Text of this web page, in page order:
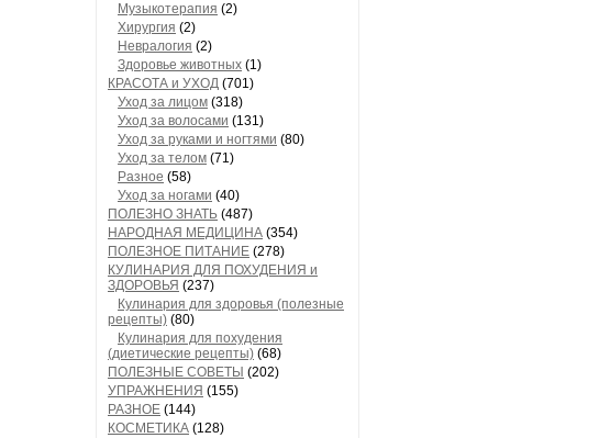
Музыкотерапия (2)
Хирургия (2)
Невралогия (2)
Здоровье животных (1)
КРАСОТА и УХОД (701)
Уход за лицом (318)
Уход за волосами (131)
Уход за руками и ногтями (80)
Уход за телом (71)
Разное (58)
Уход за ногами (40)
ПОЛЕЗНО ЗНАТЬ (487)
НАРОДНАЯ МЕДИЦИНА (354)
ПОЛЕЗНОЕ ПИТАНИЕ (278)
КУЛИНАРИЯ ДЛЯ ПОХУДЕНИЯ и
ЗДОРОВЬЯ (237)
Кулинария для здоровья (полезные
рецепты) (80)
Кулинария для похудения
(диетические рецепты) (68)
ПОЛЕЗНЫЕ СОВЕТЫ (202)
УПРАЖНЕНИЯ (155)
РАЗНОЕ (144)
КОСМЕТИКА (128)